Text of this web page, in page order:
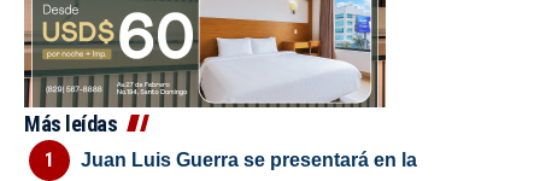
Más leídas
Juan Luis Guerra se presentará en la